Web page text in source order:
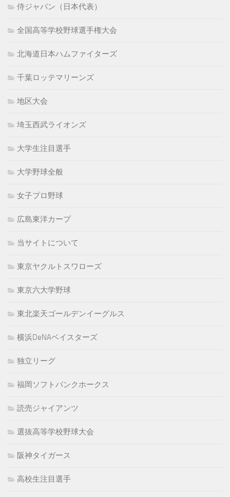
侍ジャパン（日本代表）
全国高等学校野球選手権大会
北海道日本ハムファイターズ
千葉ロッテマリーンズ
地区大会
埼玉西武ライオンズ
大学生注目選手
大学野球全般
女子プロ野球
広島東洋カープ
当サイトについて
東京ヤクルトスワローズ
東京六大学野球
東北楽天ゴールデンイーグルス
横浜DeNAベイスターズ
独立リーグ
福岡ソフトバンクホークス
読売ジャイアンツ
選抜高等学校野球大会
阪神タイガース
高校生注目選手